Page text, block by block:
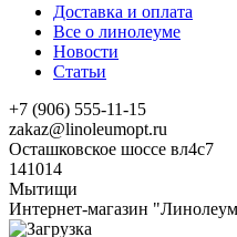
Доставка и оплата
Все о линолеуме
Новости
Статьи
+7 (906) 555-11-15
zakaz@linoleumopt.ru
Осташковское шоссе вл4с7
141014
Мытищи
Интернет-магазин